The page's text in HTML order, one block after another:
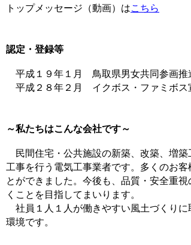
トップメッセージ（動画）はこちら
認定・登録等
平成１９年１月 鳥取県男女共同参画推
平成２８年２月 イクボス・ファミボス
～私たちはこんな会社です～
民間住宅・公共施設の新築、改築、増
工事を行う電気工事業者です。多くのお
とができました。今後も、品質・安全重
くことを目指してまいります。
社員１人１人が働きやすい風土づくりに
環境です。